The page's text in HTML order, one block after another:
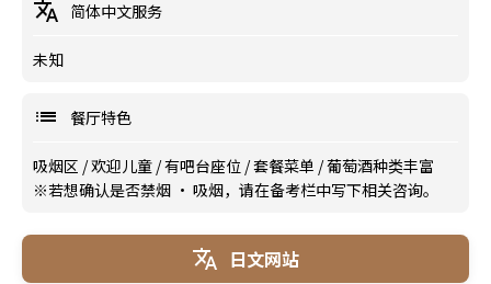
简体中文服务
未知
餐厅特色
吸烟区 /欢迎儿童 /有吧台座位 /套餐菜单 /葡萄酒种类丰富
※若想确认是否禁烟 · 吸烟，请在备考栏中写下相关咨询。
日文网站